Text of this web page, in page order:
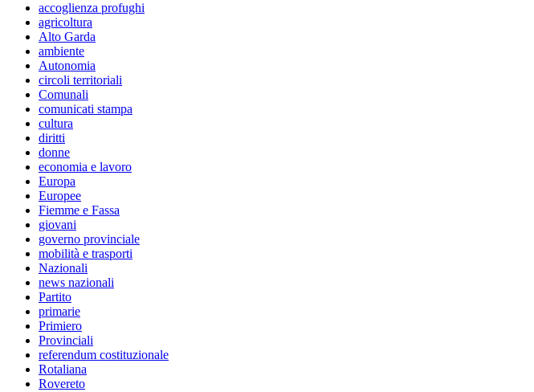
accoglienza profughi
agricoltura
Alto Garda
ambiente
Autonomia
circoli territoriali
Comunali
comunicati stampa
cultura
diritti
donne
economia e lavoro
Europa
Europee
Fiemme e Fassa
giovani
governo provinciale
mobilità e trasporti
Nazionali
news nazionali
Partito
primarie
Primiero
Provinciali
referendum costituzionale
Rotaliana
Rovereto